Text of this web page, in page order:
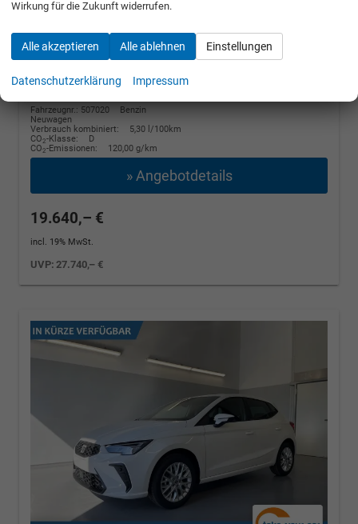
Connect
1.0 MPI 59kW / 80PS
unverbindliche Lieferzeit:14 Tage
[B4B4] Weiß
Fahrzeugnr.: 507020
Benzin
Neuwagen
Verbrauch kombiniert:
5,30 l/100km
CO2-Klasse:
D
CO2-Emissionen: 120,00 g/km
» Angebotdetails
19.640,– €
incl. 19% MwSt.
UVP:27.740,– €
Wirkung für die Zukunft widerrufen.
Alle akzeptieren Alle ablehnen Einstellungen
Datenschutzerklärung Impressum